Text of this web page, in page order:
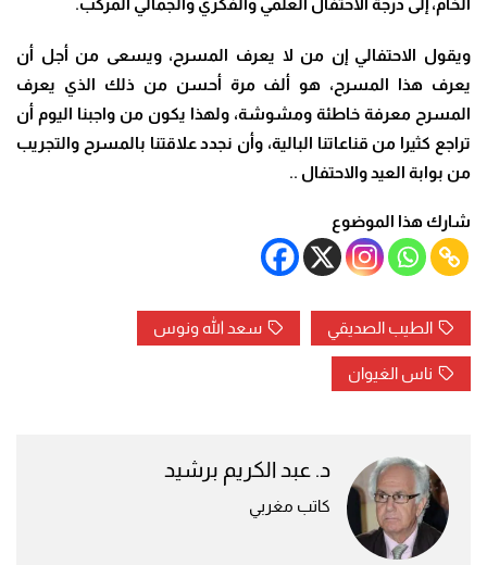
الخام، إلى درجة الاحتفال العلمي والفكري والجمالي المركب.
ويقول الاحتفالي إن من لا يعرف المسرح، ويسعى من أجل أن
يعرف هذا المسرح، هو ألف مرة أحسن من ذلك الذي يعرف
المسرح معرفة خاطئة ومشوشة، ولهذا يكون من واجبنا اليوم أن
تراجع كثيرا من قناعاتنا البالية، وأن نجدد علاقتنا بالمسرح والتجريب
من بوابة العيد والاحتفال ..
شارك هذا الموضوع
الطيب الصديقي سعد الله ونوس
ناس الغيوان
د. عبد الكريم برشيد
كاتب مغربي